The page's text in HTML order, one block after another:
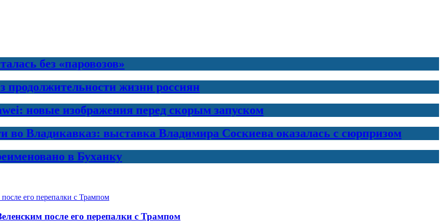
без «паровозов»
продолжительности жизни россиян
новые изображения перед скорым запуском
во Владикавказ: выставка Владимира Соскиева оказалась с сюрпризом
в Буханку
после его перепалки с Трампом